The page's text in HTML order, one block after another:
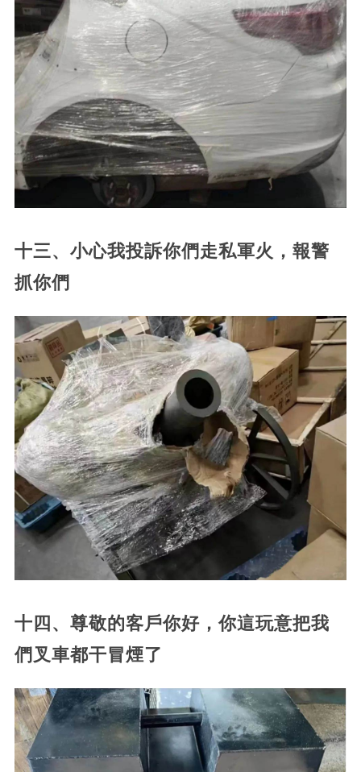
十三、小心我投訴你們走私軍火，報警
抓你們
十四、尊敬的客戶你好，你這玩意把我
們叉車都干冒煙了